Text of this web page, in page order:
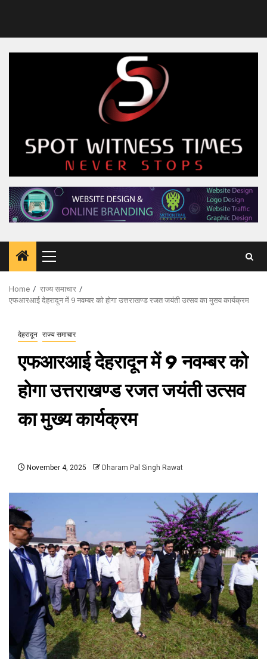
Primary
Menu
Home
राज्य समाचार
एफआरआई देहरादून में 9 नवम्बर को होगा उत्तराखण्ड रजत जयंती उत्सव का मुख्य कार्यक्रम
देहरादून राज्य समाचार
एफआरआई देहरादून में 9 नवम्बर को
होगा उत्तराखण्ड रजत जयंती उत्सव
का मुख्य कार्यक्रम
November 4, 2025 Dharam Pal Singh Rawat